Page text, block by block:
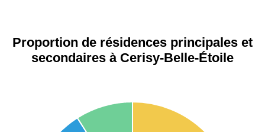
Proportion de résidences principales et
secondaires à Cerisy-Belle-Étoile